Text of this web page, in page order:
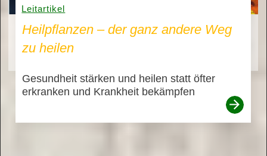
Leitartikel
Heilpflanzen – der ganz andere Weg
zu heilen
Gesundheit stärken und heilen statt öfter
erkranken und Krankheit bekämpfen